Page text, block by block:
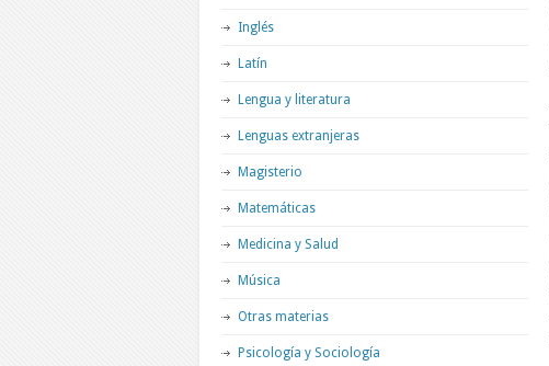
Inglés
Latín
Lengua y literatura
Lenguas extranjeras
Magisterio
Matemáticas
Medicina y Salud
Música
Otras materias
Psicología y Sociología